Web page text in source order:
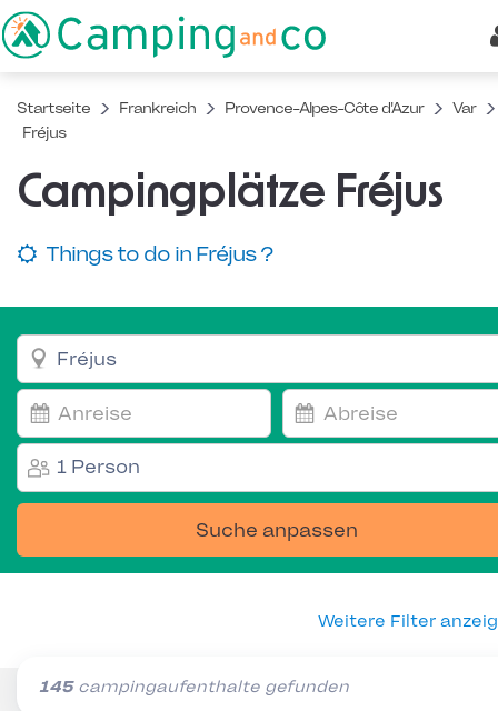
Startseite Frankreich Provence-Alpes-Côte d'Azur
Var
Fréjus
Campingplätze Fréjus
Things to do in Fréjus ?
1 Person
Suche anpassen
Weitere Filter
145campingaufenthalte gefunden